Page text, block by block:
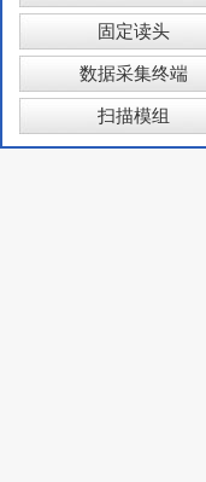
固定读头
数据采集终端
扫描模组